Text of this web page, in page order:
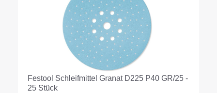
Festool Schleifmittel Granat D225 P40 GR/25 -
25 Stück